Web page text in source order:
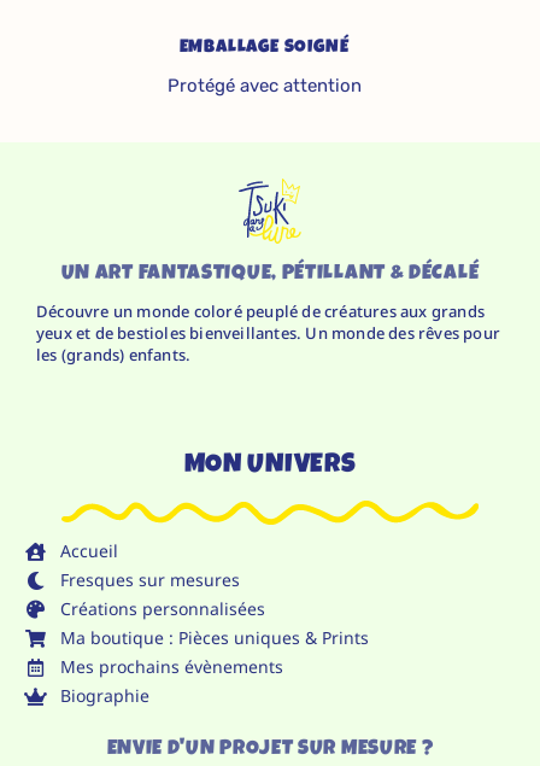
EMBALLAGE SOIGNÉ
Protégé avec attention
UN ART FANTASTIQUE, PÉTILLANT & DÉCALÉ
Découvre un monde coloré peuplé de créatures aux grands
yeux et de bestioles bienveillantes. Un monde des rêves pour
les (grands) enfants.
MON UNIVERS
Accueil
Fresques sur mesures
Créations personnalisées
Ma boutique : Pièces uniques & Prints
Mes prochains évènements
Biographie
ENVIE D'UN PROJET SUR MESURE ?